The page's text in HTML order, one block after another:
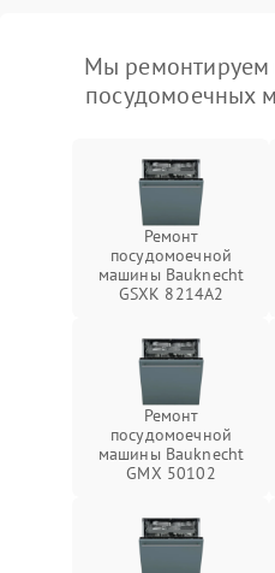
Мы ремонтируем
посудомоечных
Ремонт
посудомоечной
машины Bauknecht
GSXK 8214A2
Ремонт
посудомоечной
машины Bauknecht
GMX 50102